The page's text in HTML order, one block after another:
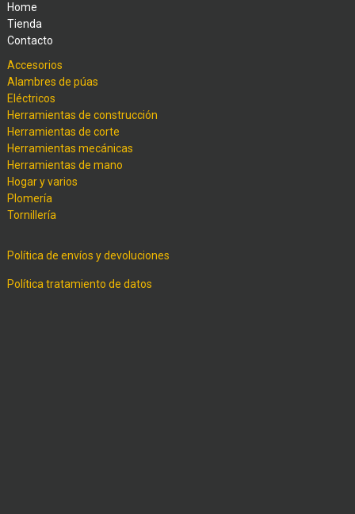
Home
Tienda
Contacto
Accesorios
Alambres de púas
Eléctricos
Herramientas de construcción
Herramientas de corte
Herramientas mecánicas
Herramientas de mano
Hogar y varios
Plomería
Tornillería
Política de envíos y devoluciones
Política tratamiento de datos